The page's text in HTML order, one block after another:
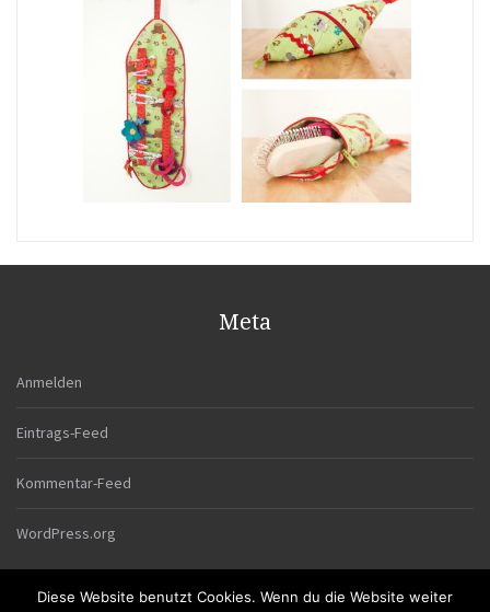
Meta
Anmelden
Eintrags-Feed
Kommentar-Feed
WordPress.org
Diese Website benutzt Cookies. Wenn du die Website weiter